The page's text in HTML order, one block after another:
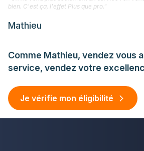
Comme Mathieu, vendez vous
service, vendez votre
Je vérifie mon éligibilité
bien. C'est ça, l'effet Plus que pro."
Mathieu